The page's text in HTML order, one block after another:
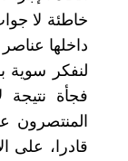
خاطئة لا
داخلها عناصر
لنفكر
فجأة نتيجة
المنتصرون
قادرا، على